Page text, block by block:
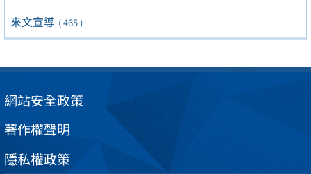
來文宣導 ( 465 )
網站安全政策
著作權聲明
隱私權政策